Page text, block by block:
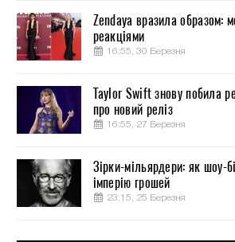
Zendaya вразила образом:
реакціями
16:55, 30 Березня
Taylor Swift знову побила
про новий реліз
16:55, 27 Березня
Зірки-мільярдери: як шоу-
імперію грошей
23:15, 25 Березня